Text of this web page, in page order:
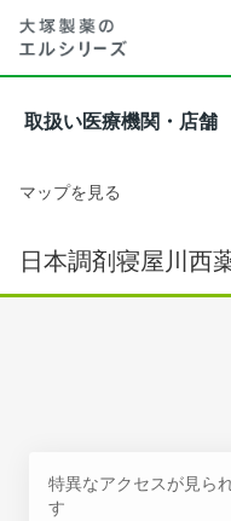
取扱い医療機関・店舗
マップを見る
日本調剤寝屋川西
特異なアクセスが見ら
す